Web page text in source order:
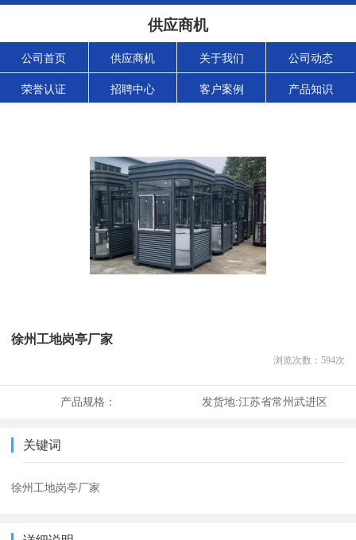
供应商机
公司首页 供应商机 关于我们 公司动态
荣誉认证 招聘中心 客户案例 产品知识
徐州工地岗亭厂家
浏览次数： 594次
产品规格： 发货地:江苏省常州武进区
关键词
徐州工地岗亭厂家